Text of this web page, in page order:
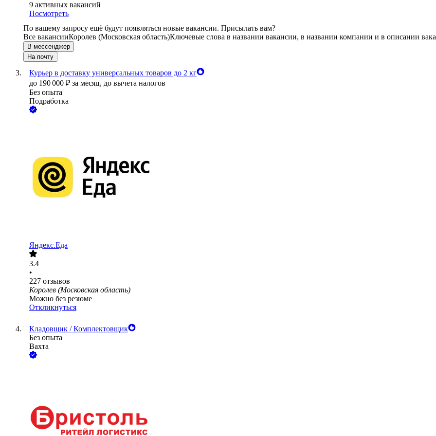
9 активных вакансий
Посмотреть
По вашему запросу ещё будут появляться новые вакансии. Присылать вам?
Все вакансииКоролев (Московская область)Ключевые слова в названии вакансии, в названии компании и в описании
В мессенджер
На почту
Курьер в доставку универсальных товаров до 2 кг
до 190 000 ₽ за месяц, до вычета налогов
Без опыта
Подработка
Яндекс.Еда
3.4
•
227 отзывов
Королев (Московская область)
Можно без резюме
Откликнуться
Кладовщик / Комплектовщик
Без опыта
Вахта